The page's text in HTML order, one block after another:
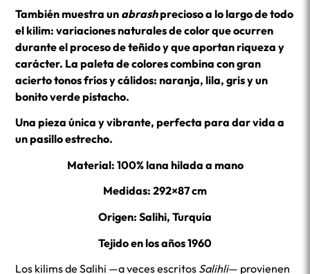
También muestra un abrashprecioso a lo largo de todo
el kilim: variaciones naturales de color que ocurren
durante el proceso de teñido y que aportan riqueza y
carácter. La paleta de colores combina con gran
acierto tonos fríos y cálidos: naranja, lila, gris y un
bonito verde pistacho.
Una pieza única y vibrante, perfecta para dar vida a
un pasillo estrecho.
Material: 100% lana hilada a mano
Medidas: 292×87 cm
Origen: Salihi, Turquía
Tejido en los años 1960
Los kilims de Salihi —a veces escritos Salihli— provienen